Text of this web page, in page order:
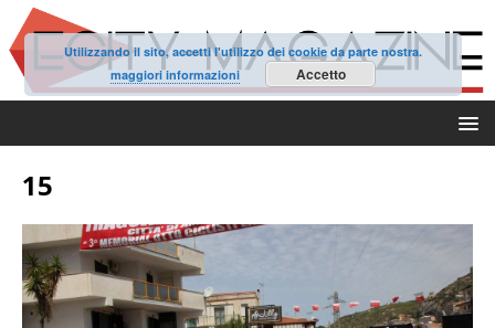
15
Utilizzando il sito, accetti l'utilizzo dei cookie da parte nostra.
maggiori informazioni
Accetto